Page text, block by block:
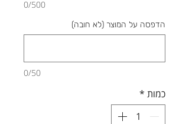
0/500
הדפסה על המוצר (לא חובה)
0/50
כמות *